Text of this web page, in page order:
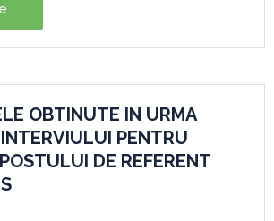
OBTINUTE IN URMA
PENTRU
DE REFERENT